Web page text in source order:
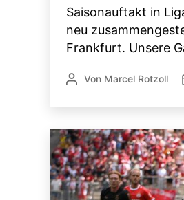
Saisonauftakt in
neu
Frankfurt. Unsere
Beitragsautor
Von Marcel Rotzoll